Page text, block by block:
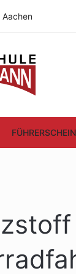
Aachen
FÜHRERSCHEIN